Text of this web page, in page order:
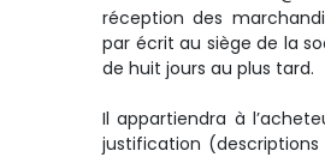
réception des
par écrit au siège de la
de huit jours au plus tard.
Il appartiendra à
justification (descriptions